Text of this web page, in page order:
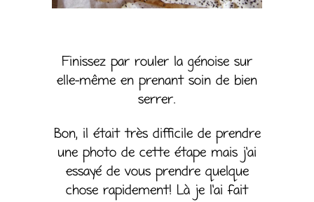
Finissez par rouler la génoise sur
elle-même en prenant soin de bien
serrer.
Bon, il était très difficile de prendre
une photo de cette étape mais j’ai
essayé de vous prendre quelque
chose rapidement! Là je l’ai fait